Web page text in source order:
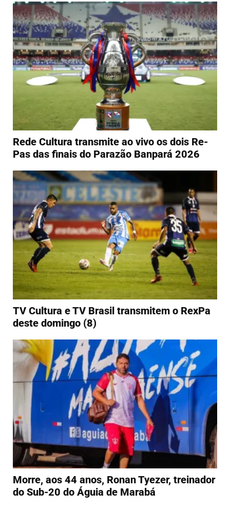
Rede Cultura transmite ao vivo os dois Re-
Pas das finais do Parazão Banpará 2026
TV Cultura e TV Brasil transmitem o RexPa
deste domingo (8)
Morre, aos 44 anos, Ronan Tyezer, treinador
do Sub-20 do Águia de Marabá